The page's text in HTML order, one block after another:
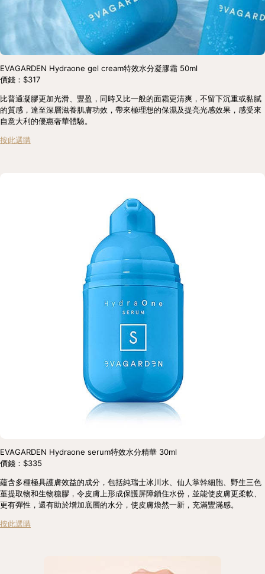
EVAGARDEN Hydraone gel cream特效水分凝膠霜 50ml
價錢：$317
比普通凝膠更加光滑、豐盈，同時又比一般的面霜更清爽，不留下沉重或黏膩
的質感，達至深層滋養肌膚功效，帶來極理想的保濕及提亮光感效果，感受來
自意大利的優惠奢華體驗。
按此選購
EVAGARDEN Hydraone serum特效水分精華 30ml
價錢：$335
蘊含多種極具護膚效益的成分，包括純瑞士冰川水、仙人掌幹細胞、野生三色
堇提取物和生物糖膠，令皮膚上形成保護屏障鎖住水份，並能使皮膚更柔軟、
更有彈性，還有助於增加底層的水分，使皮膚煥然一新，充滿豐滿感。
按此選購